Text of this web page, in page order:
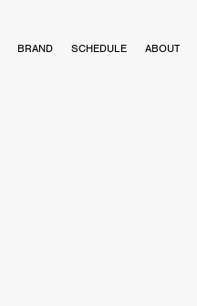
BRAND SCHEDULE ABOUT